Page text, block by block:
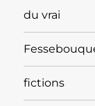
du vrai
fictions